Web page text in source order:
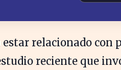
relacionado con
reciente que